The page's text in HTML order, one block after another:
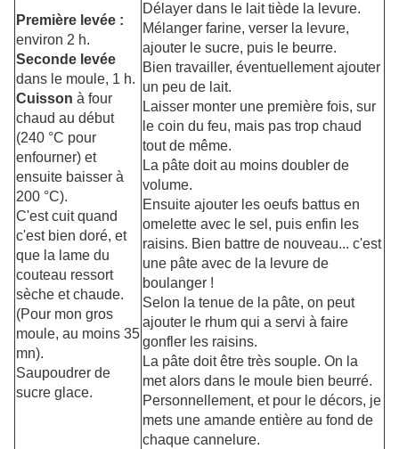
Première levée :
environ 2 h.
Seconde levée
dans le moule, 1 h.
Cuisson à four
chaud au début
(240 °C pour
enfourner) et
ensuite baisser à
200 °C).
C'est cuit quand
c'est bien doré, et
que la lame du
couteau ressort
sèche et chaude.
(Pour mon gros
moule, au moins 35
mn).
Saupoudrer de
sucre glace.
Délayer dans le lait tiède la levure.
Mélanger farine, verser la levure,
ajouter le sucre, puis le beurre.
Bien travailler, éventuellement ajouter
un peu de lait.
Laisser monter une première fois, sur
le coin du feu, mais pas trop chaud
tout de même.
La pâte doit au moins doubler de
volume.
Ensuite ajouter les oeufs battus en
omelette avec le sel, puis enfin les
raisins. Bien battre de nouveau... c'est
une pâte avec de la levure de
boulanger !
Selon la tenue de la pâte, on peut
ajouter le rhum qui a servi à faire
gonfler les raisins.
La pâte doit être très souple. On la
met alors dans le moule bien beurré.
Personnellement, et pour le décors, je
mets une amande entière au fond de
chaque cannelure.